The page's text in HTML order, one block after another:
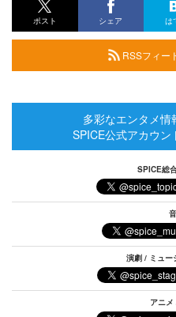
ポスト シェア は
RSSフィー
多彩なエンタメ情
SPICE公式アカウン
SPICE総
演劇 / ミュー
アニ